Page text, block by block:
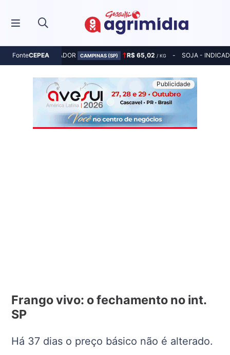
FonteCEPEA
MILHO - INDICADOR CAMPINAS (SP) R$ 65,02 / KG SOJA -
Frango vivo: o fechamento no int.
SP
Há 37 dias o preço básico não é alterado.